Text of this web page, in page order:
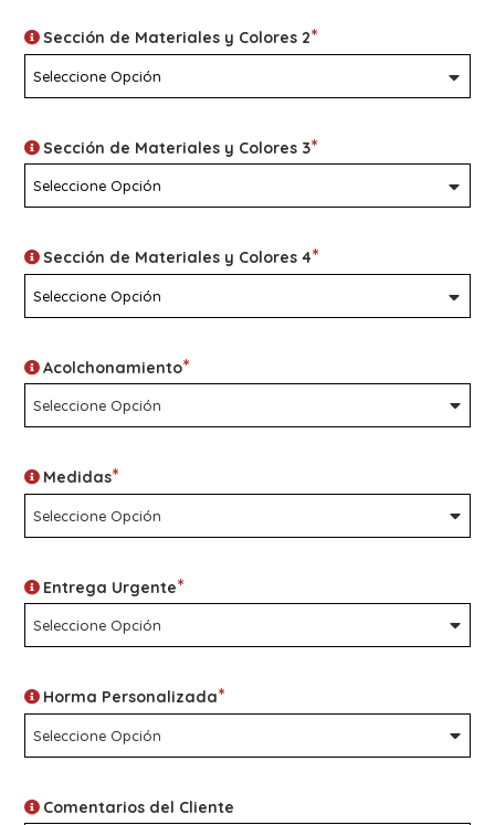
Sección de Materiales y Colores 2*
Sección de Materiales y Colores 3*
Sección de Materiales y Colores 4*
Acolchonamiento*
Medidas*
Entrega Urgente*
Horma Personalizada*
Comentarios del Cliente